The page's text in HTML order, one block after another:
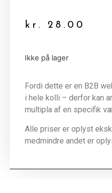
kr. 28.00
Ikke på lager
Fordi dette er en B2B
i hele kolli – derfor kan
multipla af en specifik
Alle priser er oplyst
medmindre andet er